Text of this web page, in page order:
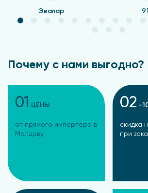
Эвалар
Почему с нами выгодно?
01 ЦЕНЫ
от прямого импортера в
Молдову
02 -
скидка
при